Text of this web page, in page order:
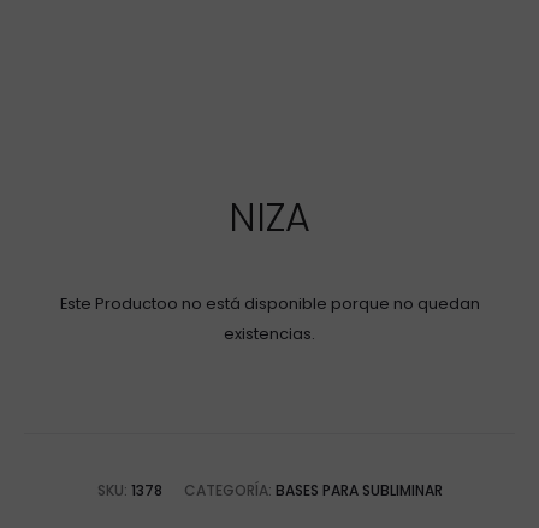
NIZA
Este Productoo no está disponible porque no quedan
existencias.
SKU: 1378 CATEGORÍA: BASES PARA SUBLIMINAR